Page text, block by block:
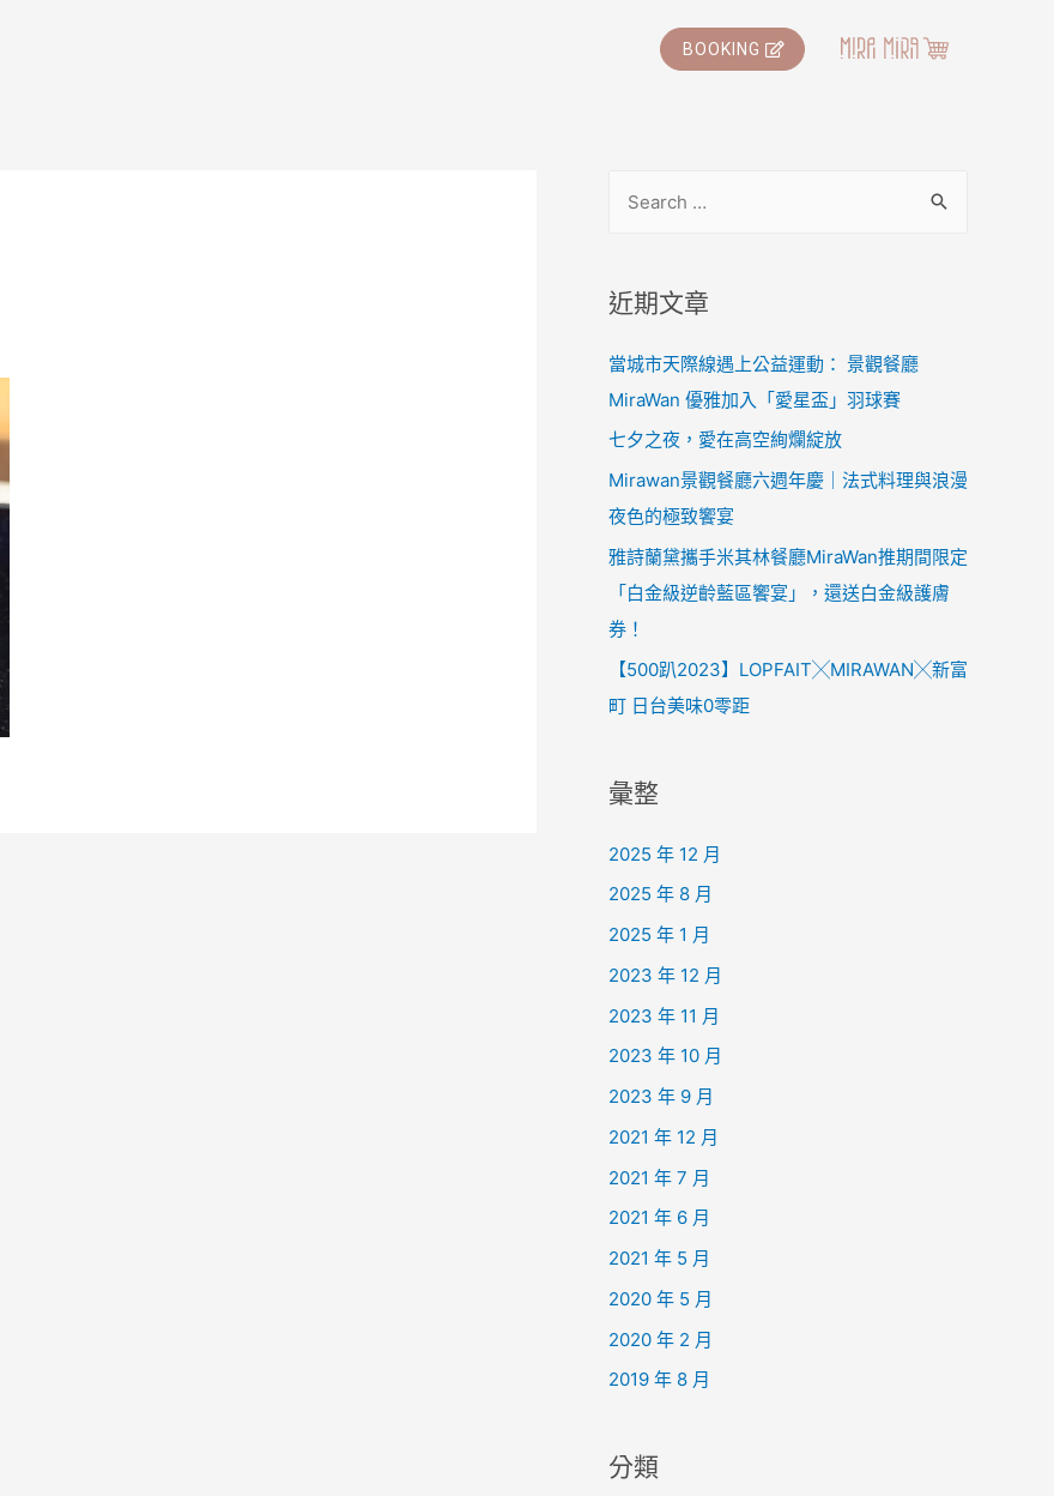
BOOKING
近期文章
當城市天際線遇上公益運動： 景觀餐廳
MiraWan 優雅加入「愛星盃」羽球賽
七夕之夜，愛在高空絢爛綻放
Mirawan景觀餐廳六週年慶｜法式料理與浪漫
夜色的極致饗宴
雅詩蘭黛攜手米其林餐廳MiraWan推期間限定
「白金級逆齡藍區饗宴」，還送白金級護膚
券！
【500趴2023】LOPFAIT╳MIRAWAN╳新富
町 日台美味0零距
彙整
2025 年 12 月
2025 年 8 月
2025 年 1 月
2023 年 12 月
2023 年 11 月
2023 年 10 月
2023 年 9 月
2021 年 12 月
2021 年 7 月
2021 年 6 月
2021 年 5 月
2020 年 5 月
2020 年 2 月
2019 年 8 月
分類